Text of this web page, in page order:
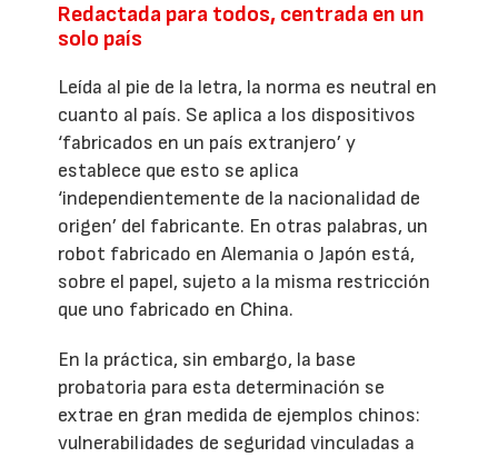
Redactada para todos, centrada en un
solo país
Leída al pie de la letra, la norma es neutral en
cuanto al país. Se aplica a los dispositivos
‘fabricados en un país extranjero’ y
establece que esto se aplica
‘independientemente de la nacionalidad de
origen’ del fabricante. En otras palabras, un
robot fabricado en Alemania o Japón está,
sobre el papel, sujeto a la misma restricción
que uno fabricado en China.
En la práctica, sin embargo, la base
probatoria para esta determinación se
extrae en gran medida de ejemplos chinos:
vulnerabilidades de seguridad vinculadas a